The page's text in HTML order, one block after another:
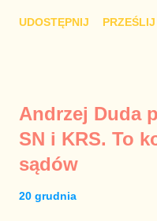
polityków PO na ten
PiS, a następnie uzyskują
Państwa ze względu na to,
tych spółek i wymienia
które zawsze może się
UDOSTĘPNIJ
Andrzej Duda
SN i KRS. To
sądów
20 grudnia